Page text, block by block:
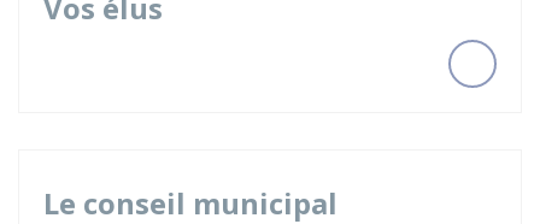
Le conseil municipal